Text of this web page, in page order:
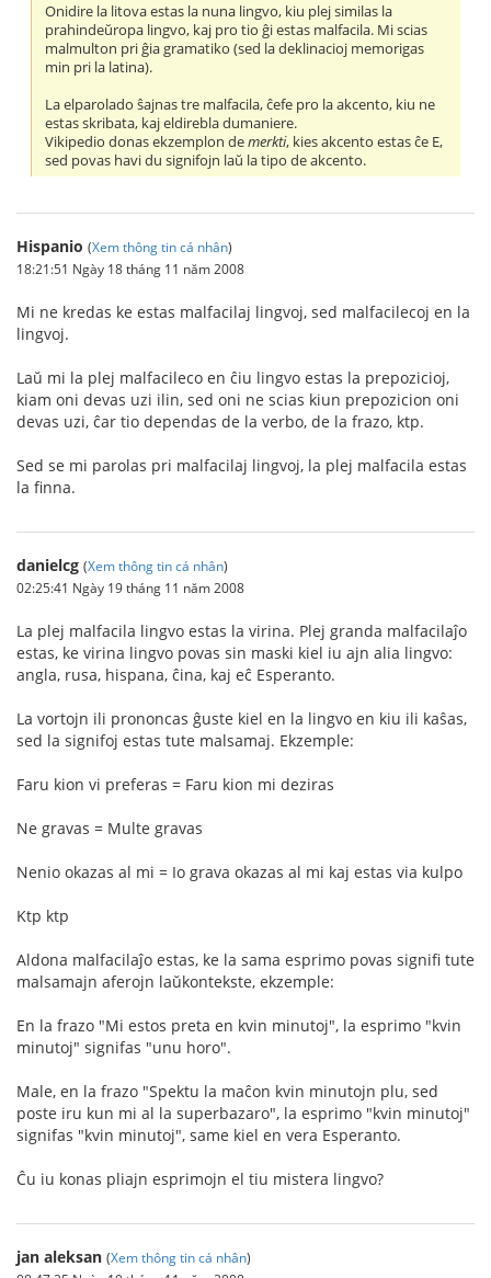
Onidire la litova estas la nuna lingvo, kiu plej similas la
prahindeŭropa lingvo, kaj pro tio ĝi estas malfacila. Mi scias
malmulton pri ĝia gramatiko (sed la deklinacioj memorigas
min pri la latina).
La elparolado ŝajnas tre malfacila, ĉefe pro la akcento, kiu ne
estas skribata, kaj eldirebla dumaniere.
Vikipedio donas ekzemplon demerkti, kies akcento estas ĉe E,
sed povas havi du signifojn laŭ la tipo de akcento.
Hispanio (Xem thông tin cá nhân)
18:21:51 Ngày 18 tháng 11 năm 2008
Mi ne kredas ke estas malfacilaj lingvoj, sed malfacilecoj en la
lingvoj.
Laŭ mi la plej malfacileco en ĉiu lingvo estas la prepozicioj,
kiam oni devas uzi ilin, sed oni ne scias kiun prepozicion oni
devas uzi, ĉar tio dependas de la verbo, de la frazo, ktp.
Sed se mi parolas pri malfacilaj lingvoj, la plej malfacila estas
la finna.
danielcg (Xem thông tin cá nhân)
02:25:41 Ngày 19 tháng 11 năm 2008
La plej malfacila lingvo estas la virina. Plej granda malfacilaĵo
estas, ke virina lingvo povas sin maski kiel iu ajn alia lingvo:
angla, rusa, hispana, ĉina, kaj eĉ Esperanto.
La vortojn ili prononcas ĝuste kiel en la lingvo en kiu ili kaŝas,
sed la signifoj estas tute malsamaj. Ekzemple:
Faru kion vi preferas = Faru kion mi deziras
Ne gravas = Multe gravas
Nenio okazas al mi = Io grava okazas al mi kaj estas via kulpo
Ktp ktp
Aldona malfacilaĵo estas, ke la sama esprimo povas signifi tute
malsamajn aferojn laŭkontekste, ekzemple:
En la frazo "Mi estos preta en kvin minutoj", la esprimo "kvin
minutoj" signifas "unu horo".
Male, en la frazo "Spektu la maĉon kvin minutojn plu, sed
poste iru kun mi al la superbazaro", la esprimo "kvin minutoj"
signifas "kvin minutoj", same kiel en vera Esperanto.
Ĉu iu konas pliajn esprimojn el tiu mistera lingvo?
jan aleksan (Xem thông tin cá nhân)